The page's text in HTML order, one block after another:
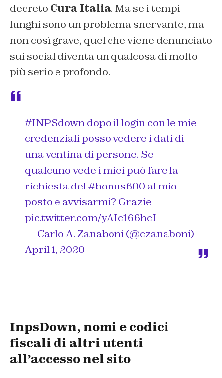
decreto Cura Italia. Ma se i tempi
lunghi sono un problema snervante, ma
non così grave, quel che viene denunciato
sui social diventa un qualcosa di molto
più serio e profondo.
#INPSdowndopo il login con le mie
credenziali posso vedere i dati di
una ventina di persone. Se
qualcuno vede i miei può fare la
richiesta del#bonus600 al mio
posto e avvisarmi? Grazie
pic.twitter.com/yAIc166hcI
— Carlo A. Zanaboni (@czanaboni)
April 1, 2020
InpsDown, nomi e codici
fiscali di altri utenti
all’accesso nel sito